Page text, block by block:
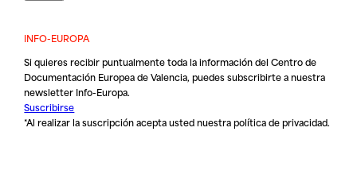
INFO-EUROPA
Si quieres recibir puntualmente toda la información del Centro de
Documentación Europea de Valencia, puedes subscribirte a nuestra
newsletter Info-Europa.
Suscribirse
*Al realizar la suscripción acepta usted nuestrapolítica de privacidad.